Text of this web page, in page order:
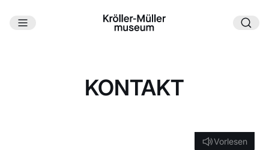
KONTAKT
Vorlesen
Vorlesen